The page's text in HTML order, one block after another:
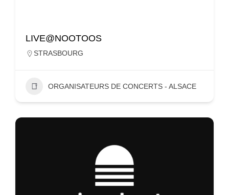
LIVE@NOOTOOS
STRASBOURG
ORGANISATEURS DE CONCERTS - ALSACE